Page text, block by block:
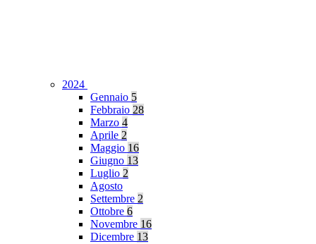
2024
Gennaio 5
Febbraio 28
Marzo 4
Aprile 2
Maggio 16
Giugno 13
Luglio 2
Agosto
Settembre 2
Ottobre 6
Novembre 16
Dicembre 13